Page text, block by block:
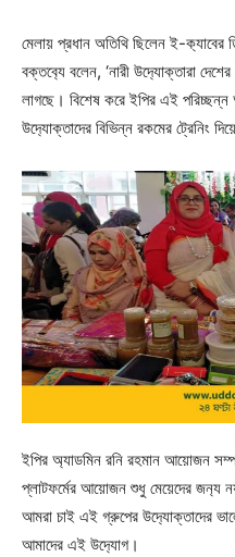
মেলায় প্রধান অতিথি ছিলেন ই-ক‍্যাবের
বক্তব‍্যে বলেন, ‘নারী উদ‍্যোক্তারা
লাগছে। বিশেষ করে ইপির এই
উদ‍্যোক্তাদের বিভিন্ন রকমের ট্রেনিং
ইপির অ্যাডমিন রনি রহমান আয়োজন
প্লাটফর্মের আয়োজন শুধু মেয়েদের জন‍্য
আমরা চাই এই গ্রুপের উদ‍্যোক্তাদের
আমাদের এই উদ‍্যোগ।